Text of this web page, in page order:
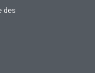
des